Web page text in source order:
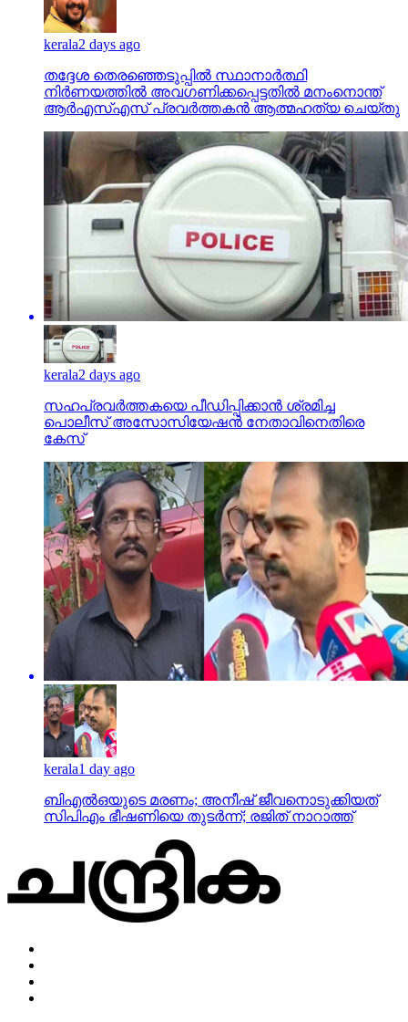
kerala2 days ago
തദ്ദേശ തെരഞ്ഞെടുപ്പില്‍ സ്ഥാനാര്‍ത്ഥി
നിര്‍ണയത്തില്‍ അവഗണിക്കപ്പെട്ടതില്‍ മനംനൊന്ത്
ആര്‍എസ്എസ് പ്രവര്‍ത്തകന്‍ ആത്മഹത്യ ചെയ്തു
kerala2 days ago
സഹപ്രവര്‍ത്തകയെ പീഡിപ്പിക്കാന്‍ ശ്രമിച്ച
പൊലീസ് അസോസിയേഷന്‍ നേതാവിനെതിരെ
കേസ്
kerala1 day ago
ബിഎല്‍ഒയുടെ മരണം; അനീഷ് ജീവനൊടുക്കിയത്
സിപിഎം ഭീഷണിയെ തുടര്‍ന്ന്; രജിത് നാറാത്ത്